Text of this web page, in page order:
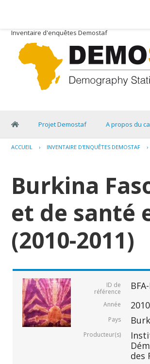
Inventaire d'enquêtes Demostaf
Projet Demostaf A propos du
ACCUEIL › INVENTAIRE D'ENQUÊTES DEMOSTAF ›
Burkina
et de santé
(2010-2011)
ID de
référence
Année
Pays
Producteur(s)
des